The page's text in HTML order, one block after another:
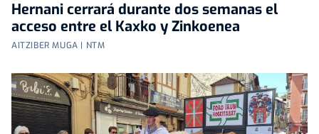
Hernani cerrará durante dos semanas el
acceso entre el Kaxko y Zinkoenea
AITZIBER MUGA | NTM